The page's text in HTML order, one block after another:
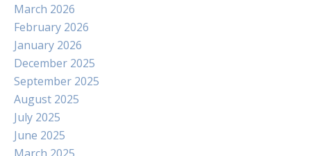
March 2026
February 2026
January 2026
December 2025
September 2025
August 2025
July 2025
June 2025